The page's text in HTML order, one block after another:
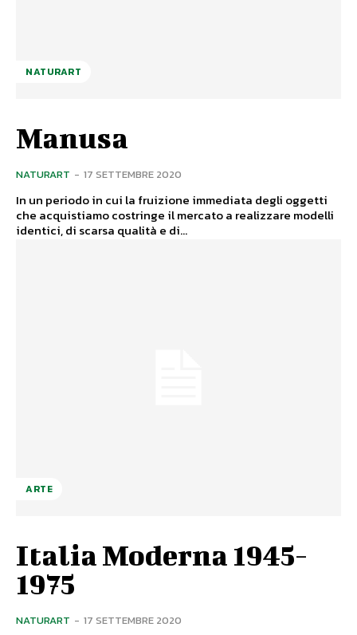
NATURART
Manusa
NATURART - 17 SETTEMBRE 2020
In un periodo in cui la fruizione immediata degli oggetti
che acquistiamo costringe il mercato a realizzare modelli
identici, di scarsa qualità e di...
ARTE
Italia Moderna 1945-
1975
NATURART - 17 SETTEMBRE 2020